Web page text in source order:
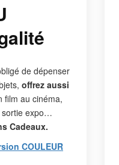
de dépenser
offrez aussi
film au cinéma,
sortie expo…
Cadeaux.
COULEUR